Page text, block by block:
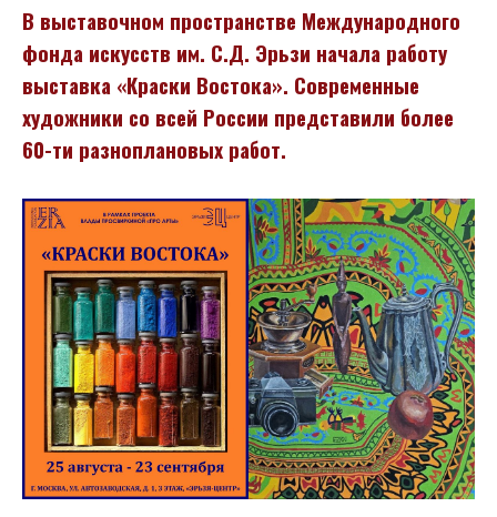
В выставочном пространстве Международного
фонда искусств им. С.Д. Эрьзи начала работу
выставка «Краски Востока». Современные
художники со всей России представили более
60-ти разноплановых работ.